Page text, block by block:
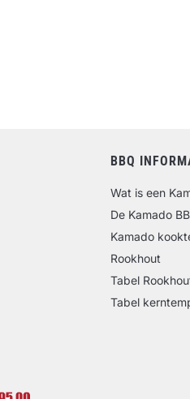
BBQ
Wat is een
De Kamado
Kamado
Rookhout
Tabel
Tabel